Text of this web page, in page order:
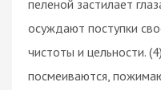
пеленой застилает
осуждают поступки
чистоты и цельности.
посмеиваются,